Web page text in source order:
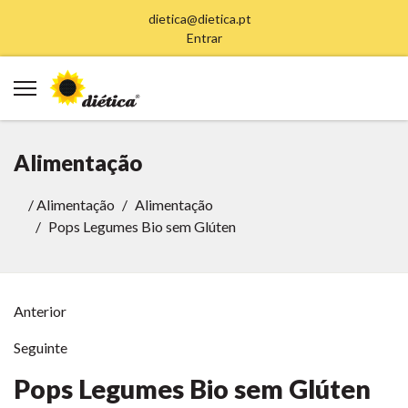
dietica@dietica.pt
Entrar
Alimentação
/Alimentação
Alimentação
Pops Legumes Bio sem Glúten
Anterior
Seguinte
Pops Legumes Bio sem Glúten